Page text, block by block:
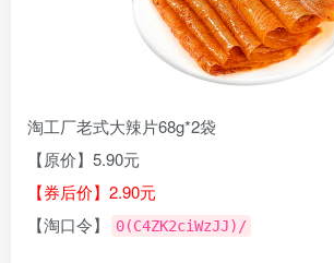
淘工厂老式大辣片68g*2袋
【原价】5.90元
【券后价】2.90元
【淘口令】
0(C4ZK2ciWzJJ)/